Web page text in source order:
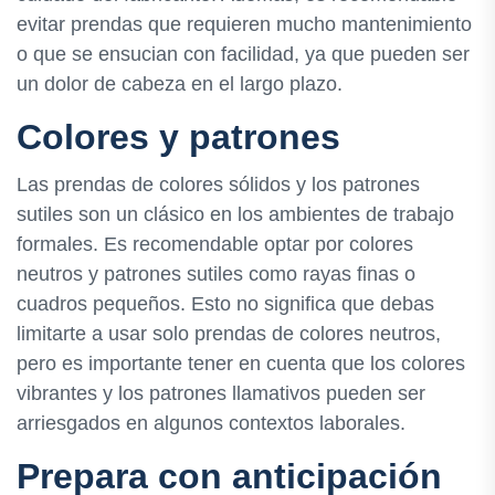
evitar prendas que requieren mucho mantenimiento
o que se ensucian con facilidad, ya que pueden ser
un dolor de cabeza en el largo plazo.
Colores y patrones
Las prendas de colores sólidos y los patrones
sutiles son un clásico en los ambientes de trabajo
formales. Es recomendable optar por colores
neutros y patrones sutiles como rayas finas o
cuadros pequeños. Esto no significa que debas
limitarte a usar solo prendas de colores neutros,
pero es importante tener en cuenta que los colores
vibrantes y los patrones llamativos pueden ser
arriesgados en algunos contextos laborales.
Prepara con anticipación